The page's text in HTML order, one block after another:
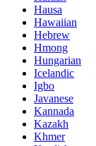
Hausa
Hawaiian
Hebrew
Hmong
Hungarian
Icelandic
Igbo
Javanese
Kannada
Kazakh
Khmer